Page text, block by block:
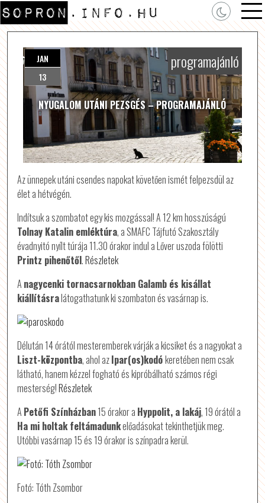
NYUGALOM UTÁNI PEZSGÉS – PROGRAMAJÁNLÓ
JAN
13
programajánló
Az ünnepek utáni csendes napokat követően ismét felpezsdül az
élet a hétvégén.
Indítsuk a szombatot egy kis mozgással! A 12 km hosszúságú
Tolnay Katalin emléktúra, a SMAFC Tájfutó Szakosztály
évadnyitó nyílt túrája 11.30 órakor indul a Lőver uszoda fölötti
Printz pihenőtől.Részletek
A nagycenki tornacsarnokban Galamb és kisállat
kiállításralátogathatunk ki szombaton és vasárnap is.
Délután 14 órától mesteremberek várják a kicsiket és a nagyokat a
Liszt-központba, ahol azIpar(os)kodókeretében nem csak
látható, hanem kézzel fogható és kipróbálható számos régi
mesterség!Részletek
A Petőfi Színházban15 órakor a Hyppolit, a lakáj, 19 órától a
Ha mi holtak feltámadunkelőadásokat tekinthetjük meg.
Utóbbi vasárnap 15 és 19 órakor is színpadra kerül.
Fotó: Tóth Zsombor